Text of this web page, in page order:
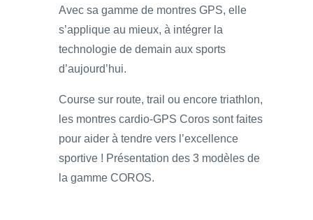
Avec sa gamme de montres GPS, elle
s’applique au mieux, à intégrer la
technologie de demain aux sports
d’aujourd’hui.
Course sur route, trail ou encore triathlon,
les montres cardio-GPS Coros sont faites
pour aider à tendre vers l’excellence
sportive ! Présentation des 3 modèles de
la gamme COROS.